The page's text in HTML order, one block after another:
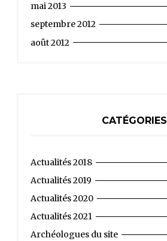
mai 2013
septembre 2012
août 2012
CATÉGORIES
Actualités 2018
Actualités 2019
Actualités 2020
Actualités 2021
Archéologues du site